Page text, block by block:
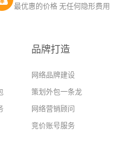
最优惠的价格 无任何隐形费用
品牌打造
网络品牌建设
策划外包一条龙
网络营销顾问
竞价账号服务